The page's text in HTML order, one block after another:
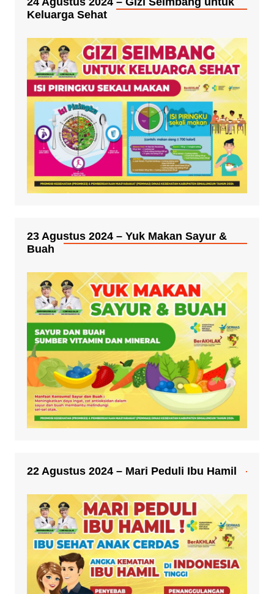
Keluarga Sehat
23 Agustus 2024 – Yuk Makan Sayur &
Buah
22 Agustus 2024 – Mari Peduli Ibu Hamil